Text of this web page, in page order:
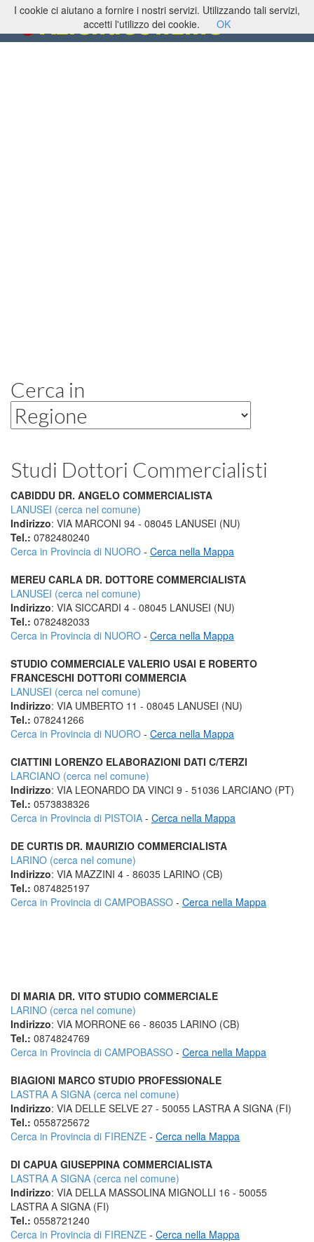
Studi Dottori
Commercialisti
Cerca in
Studi Dottori Commercialisti
CABIDDU DR. ANGELO COMMERCIALISTA
LANUSEI (cerca nel comune)
Indirizzo: VIA MARCONI 94 - 08045 LANUSEI (NU)
Tel.: 0782480240
Cerca in Provincia di NUORO - Cerca nella Mappa
MEREU CARLA DR. DOTTORE COMMERCIALISTA
LANUSEI (cerca nel comune)
Indirizzo: VIA SICCARDI 4 - 08045 LANUSEI (NU)
Tel.: 0782482033
Cerca in Provincia di NUORO - Cerca nella Mappa
STUDIO COMMERCIALE VALERIO USAI E ROBERTO
FRANCESCHI DOTTORI COMMERCIA
LANUSEI (cerca nel comune)
Indirizzo: VIA UMBERTO 11 - 08045 LANUSEI (NU)
Tel.: 078241266
Cerca in Provincia di NUORO - Cerca nella Mappa
CIATTINI LORENZO ELABORAZIONI DATI C/TERZI
LARCIANO (cerca nel comune)
Indirizzo: VIA LEONARDO DA VINCI 9 - 51036 LARCIANO (PT)
Tel.: 0573838326
Cerca in Provincia di PISTOIA - Cerca nella Mappa
DE CURTIS DR. MAURIZIO COMMERCIALISTA
LARINO (cerca nel comune)
Indirizzo: VIA MAZZINI 4 - 86035 LARINO (CB)
Tel.: 0874825197
Cerca in Provincia di CAMPOBASSO - Cerca nella Mappa
DI MARIA DR. VITO STUDIO COMMERCIALE
LARINO (cerca nel comune)
Indirizzo: VIA MORRONE 66 - 86035 LARINO (CB)
Tel.: 0874824769
Cerca in Provincia di CAMPOBASSO - Cerca nella Mappa
BIAGIONI MARCO STUDIO PROFESSIONALE
LASTRA A SIGNA (cerca nel comune)
Indirizzo: VIA DELLE SELVE 27 - 50055 LASTRA A SIGNA (FI)
Tel.: 0558725672
Cerca in Provincia di FIRENZE - Cerca nella Mappa
DI CAPUA GIUSEPPINA COMMERCIALISTA
LASTRA A SIGNA (cerca nel comune)
Indirizzo: VIA DELLA MASSOLINA MIGNOLLI 16 - 50055
LASTRA A SIGNA (FI)
Tel.: 0558721240
Cerca in Provincia di FIRENZE - Cerca nella Mappa
I cookie ci aiutano a fornire i nostri servizi. Utilizzando tali servizi,
accetti l'utilizzo dei cookie.
OK